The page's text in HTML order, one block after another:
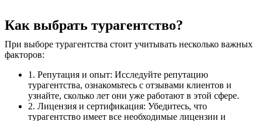
Как выбрать турагентство?
При выборе турагентства стоит учитывать несколько важных
факторов:
1. Репутация и опыт: Исследуйте репутацию
турагентства, ознакомьтесь с отзывами клиентов и
узнайте, сколько лет они уже работают в этой сфере.
2. Лицензия и сертификация: Убедитесь, что
турагентство имеет все необходимые лицензии и